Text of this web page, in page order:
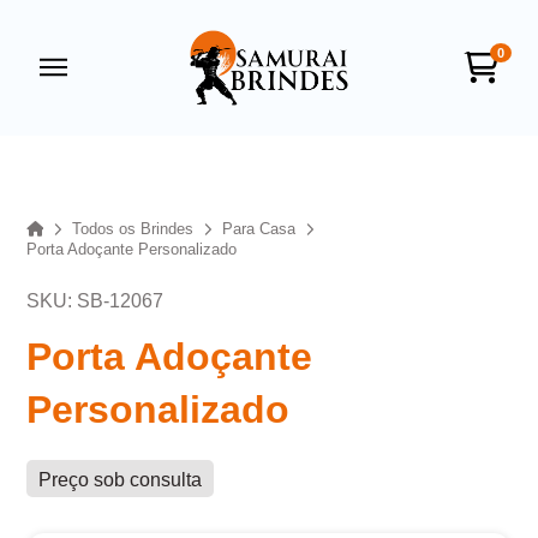
0
HomeTodos os Brindes
Para Casa
Porta Adoçante Personalizado
SKU: SB-12067
Porta Adoçante
Personalizado
Preço sob consulta